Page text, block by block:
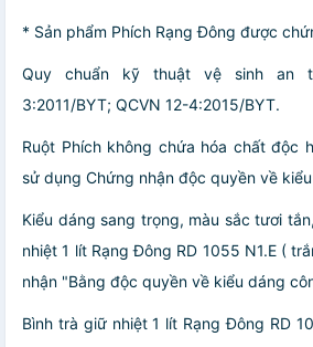
* Sản phẩm Phích Rạng Đông được
Quy chuẩn kỹ thuật vệ sinh an
3:2011/BYT; QCVN 12-4:2015/BYT.
Ruột Phích không chứa hóa chất độc
sử dụng Chứng nhận độc quyền về
Kiểu dáng sang trọng, màu sắc tươi
nhiệt 1 lít Rạng Đông RD 1055 N1.E (
nhận "Bằng độc quyền về kiểu dáng
Bình trà giữ nhiệt 1 lít Rạng Đông RD